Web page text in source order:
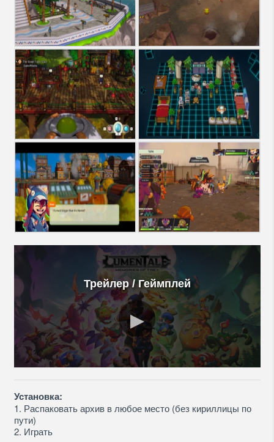
Трейлер / Геймплей
Установка:
1. Распаковать архив в любое место (без кириллицы по
пути)
2. Играть